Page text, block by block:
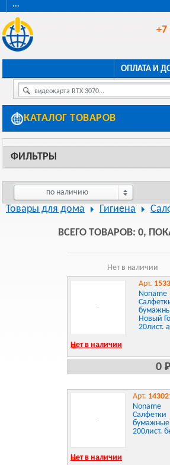
···
+7
ОПЛАТА И
видеокарта RTX 3070...
КАТАЛОГ ТОВАРОВ
ФИЛЬТРЫ
по наличию
Товары для дома Гигиена
ВСЕГО ТОВАРОВ: 0,
Нет в наличии
Арт.
Noname
Новый
20лист.
Нет в наличии
0 Р
Арт.
Noname
Салфетки
бумажные
200лист.
Нет в наличии